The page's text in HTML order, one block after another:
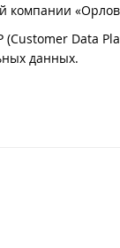
компании
Data
данных.